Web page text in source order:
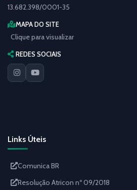
13.682.398/0001-35
MAPA DO SITE
Clique para visualizar
REDES SOCIAIS
Links Úteis
Comunica BR
Resolução Atricon nº 09/2018